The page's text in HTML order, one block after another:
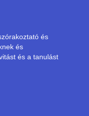
és
és
és a tanulást